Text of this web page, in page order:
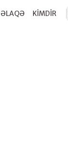
ƏLAQƏ KİMDİR